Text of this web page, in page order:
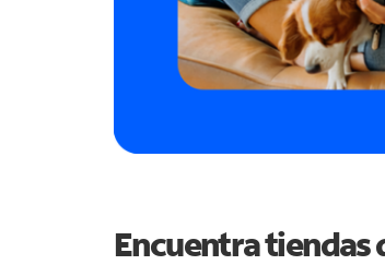
Encuentra tiendas